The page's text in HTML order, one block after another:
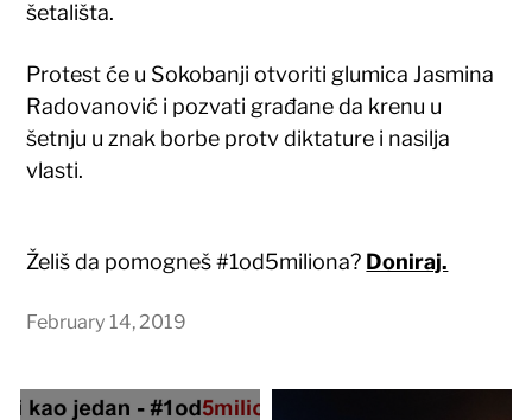
šetališta.
Protest će u Sokobanji otvoriti glumica Jasmina
Radovanović i pozvati građane da krenu u
šetnju u znak borbe protv diktature i nasilja
vlasti.
Želiš da pomogneš #1od5miliona? Doniraj.
February 14, 2019